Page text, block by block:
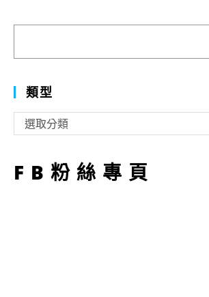
類型
型
選取分類
FB粉絲專頁